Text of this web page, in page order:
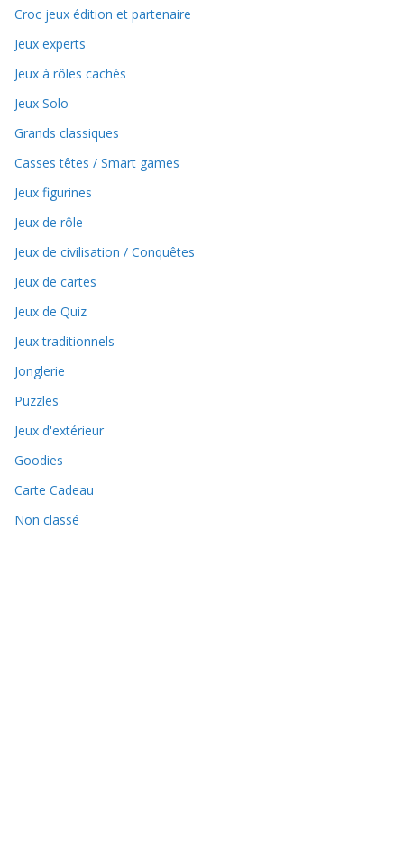
Croc jeux édition et partenaire
Jeux experts
Jeux à rôles cachés
Jeux Solo
Grands classiques
Casses têtes / Smart games
Jeux figurines
Jeux de rôle
Jeux de civilisation / Conquêtes
Jeux de cartes
Jeux de Quiz
Jeux traditionnels
Jonglerie
Puzzles
Jeux d'extérieur
Goodies
Carte Cadeau
Non classé